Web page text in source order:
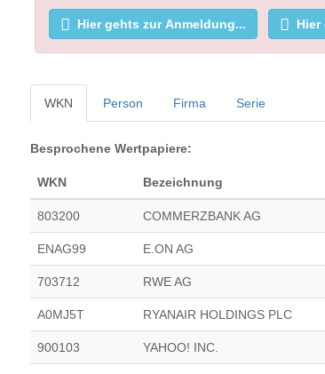
Hier gehts zur Anmeldung... Hier
WKN Person Firma Serie
Besprochene Wertpapiere:
WKN Bezeichnung
803200 COMMERZBANK AG
ENAG99 E.ON AG
703712 RWE AG
A0MJ5T RYANAIR HOLDINGS PLC
900103 YAHOO! INC.